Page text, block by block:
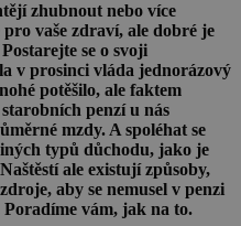
zhubnout nebo více
vaše zdraví, ale dobré je
se o svoji
v prosinci vláda jednorázový
potěšilo, ale faktem
penzí u nás
mzdy. A spoléhat se
typů důchodu, jako je
ale existují způsoby,
aby se nemusel v penzi
Poradíme vám, jak na to.